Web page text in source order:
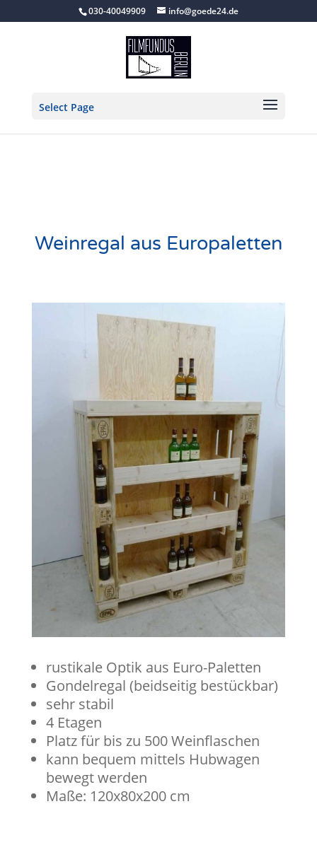
030-40049909 info@goede24.de
Select Page
Weinregal aus Europaletten
rustikale Optik aus Euro-Paletten
Gondelregal (beidseitig bestückbar)
sehr stabil
4 Etagen
Platz für bis zu 500 Weinflaschen
kann bequem mittels Hubwagen
bewegt werden
Maße: 120x80x200 cm